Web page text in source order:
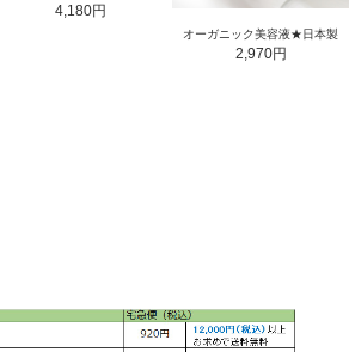
4,180円
オーガニック美容液★日本製
2,970円